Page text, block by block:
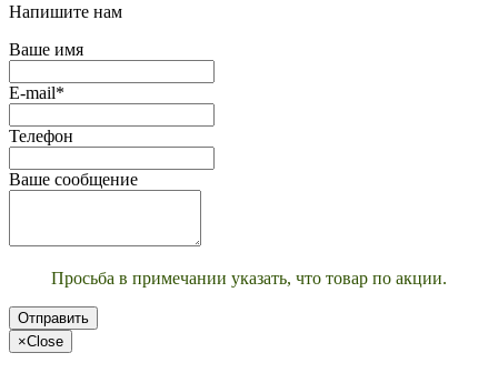
Напишите нам
Ваше имя
E-mail*
Телефон
Ваше сообщение
Просьба в примечании указать, что товар по акции.
Отправить
×Close